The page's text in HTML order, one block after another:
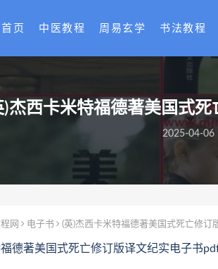
首页 中医教程 周易玄学 书法教程
)杰西卡米特福德著美国式
2025-04-06
网 电子书 (英)杰西卡米特福德著美国式死亡修
德著美国式死亡修订版译文纪实电子书